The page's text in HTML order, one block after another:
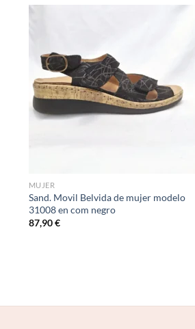
MUJER
Sand. Movil Belvida de mujer modelo
31008 en com negro
87,90€